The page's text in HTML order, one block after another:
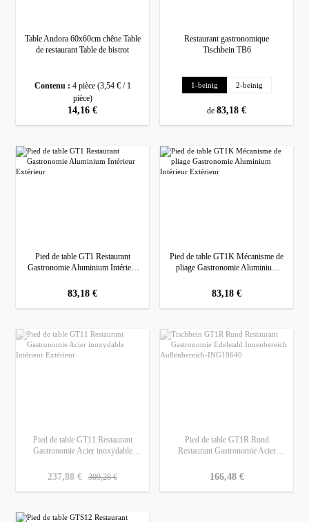
Table Andora 60x60cm chêne Table
de restaurant Table de bistrot
Contenu : 4 pièce (3,54 € / 1
pièce)
prix régulier :
14,16 €
Restaurant gastronomique
Tischbein TB6
Sélectionnez
Ausführung
1-beinig 2-beinig
prix régulier :
de 83,18 €
Pied de table GT1 Restaurant
Gastronomie Aluminium Intérieur
prix régulier :
83,18 €
Pied de table GT1K Mécanisme de
pliage Gastronomie Aluminium
prix régulier :
83,18 €
Pied de table GT11 Restaurant
Gastronomie Acier inoxydable
prix de vente :
237,88 € prix régulier :
309,28 €
Pied de table GT1R Rond
Restaurant Gastronomie Acier
prix régulier :
166,48 €